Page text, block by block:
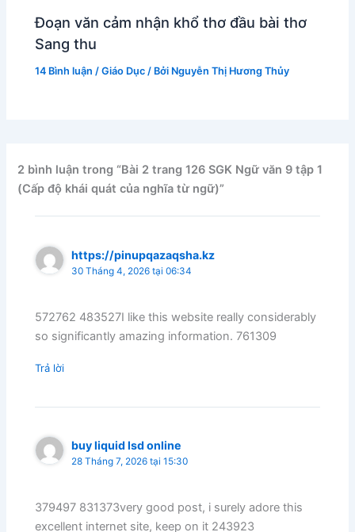
Đoạn văn cảm nhận khổ thơ đầu bài thơ
Sang thu
14 Bình luận /Giáo Dục / Bởi Nguyễn Thị Hương Thủy
2 bình luận trong “Bài 2 trang 126 SGK Ngữ văn 9 tập 1
(Cấp độ khái quát của nghĩa từ ngữ)”
https://pinupqazaqsha.kz
30 Tháng 4, 2026 tại 06:34
572762 483527I like this website really considerably
so significantly amazing information. 761309
Trả lời
buy liquid lsd online
28 Tháng 7, 2026 tại 15:30
379497 831373very good post, i surely adore this
excellent internet site, keep on it 243923